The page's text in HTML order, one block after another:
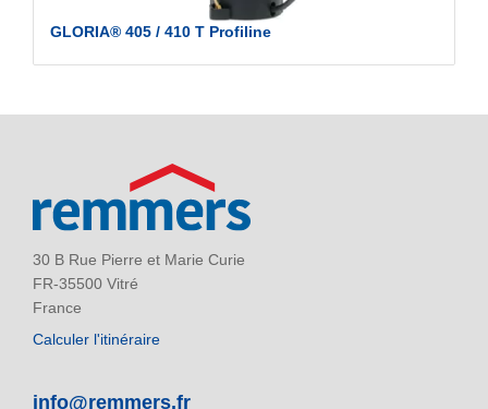
GLORIA® 405 / 410 T Profiline
30 B Rue Pierre et Marie Curie
FR-35500 Vitré
France
Calculer l'itinéraire
info@remmers.fr